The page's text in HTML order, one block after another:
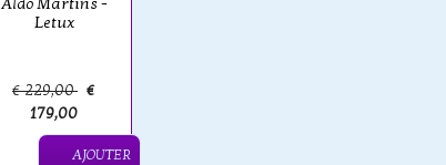
Letux
€ 229,00 €
179,00
AJOUTER